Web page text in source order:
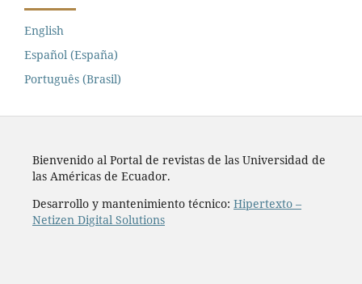
English
Español (España)
Português (Brasil)
Bienvenido al Portal de revistas de las Universidad de
las Américas de Ecuador.
Desarrollo y mantenimiento técnico: Hipertexto –
Netizen Digital Solutions